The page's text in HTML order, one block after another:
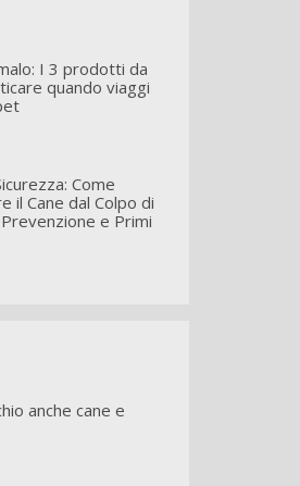
I 3 prodotti da
quando viaggi
Come
il Cane dal Colpo di
e Primi
anche cane e